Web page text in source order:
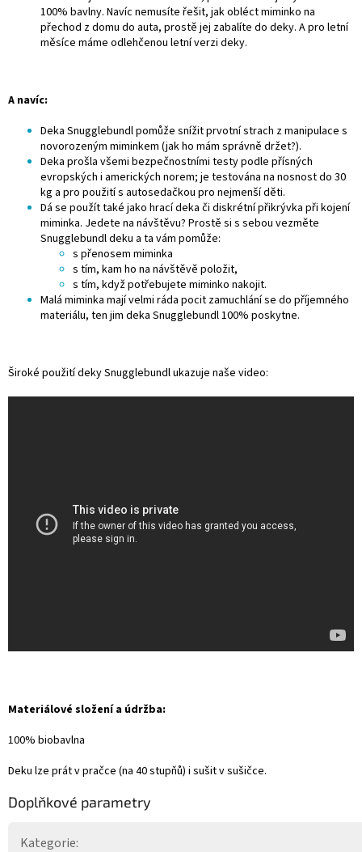
100% bavlny. Navíc nemusíte řešit, jak obléct miminko na
přechod z domu do auta, prostě jej zabalíte do deky. A pro letní
měsíce máme odlehčenou letní verzi deky.
A navíc:
Deka Snugglebundl pomůže snížit prvotní strach z manipulace s
novorozeným miminkem (jak ho mám správně držet?).
Deka prošla všemi bezpečnostními testy podle přísných
evropských i amerických norem; je testována na nosnost do 30
kg a pro použití s autosedačkou pro nejmenší děti.
Dá se použít také jako hrací deka či diskrétní přikrývka při kojení
miminka. Jedete na návštěvu? Prostě si s sebou vezměte
Snugglebundl deku a ta vám pomůže:
s přenosem miminka
s tím, kam ho na návštěvě položit,
s tím, když potřebujete miminko nakojit.
Malá miminka mají velmi ráda pocit zamuchlání se do příjemného
materiálu, ten jim deka Snugglebundl 100% poskytne.
Široké použití deky Snugglebundl ukazuje naše video:
Materiálové složení a údržba:
100% biobavlna
Deku lze prát v pračce (na 40 stupňů) i sušit v sušičce.
Doplňkové parametry
Kategorie: